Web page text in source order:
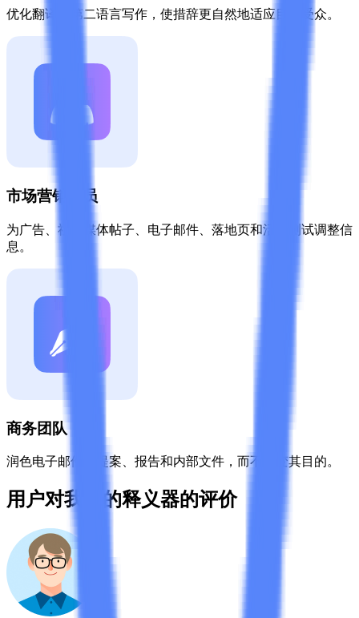
优化翻译或第二语言写作，使措辞更自然地适应目标受众。
市场营销人员
为广告、社交媒体帖子、电子邮件、落地页和活动测试调整信
息。
商务团队
润色电子邮件、提案、报告和内部文件，而不改变其目的。
用户对我们的释义器的评价